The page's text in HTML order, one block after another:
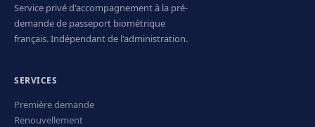
Service privé d'accompagnement à la pré-
demande de passeport biométrique
français. Indépendant de l'administration.
SERVICES
Première demande
Renouvellement